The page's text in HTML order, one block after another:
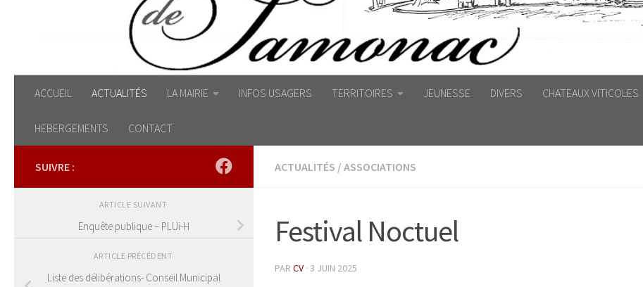
ACCUEIL ACTUALITÉS LA MAIRIE INFOS USAGERS TERRITOIRES JEUNESSE DIVERS CHATEAUX VITICOLES
HEBERGEMENTS CONTACT
ACTUALITÉS / ASSOCIATIONS
Festival Noctuel
PAR CV · 3 JUIN 2025
SUIVRE :
ARTICLE SUIVANT
Enquête publique – PLUi-H
ARTICLE PRÉCÉDENT
Liste des délibérations- Conseil Municipal